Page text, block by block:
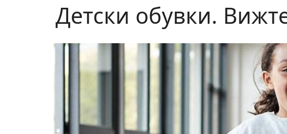
Детски обувки.